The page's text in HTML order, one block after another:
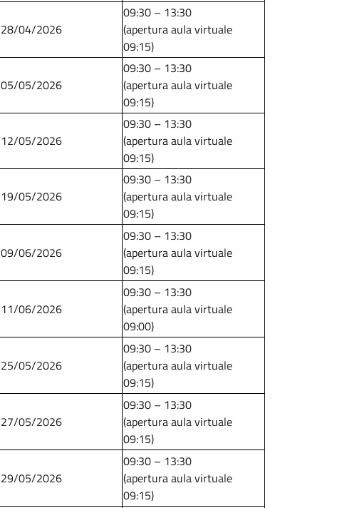
28/04/2026
09:30 – 13:30
​​​​​​​(apertura aula virtuale
09:15)
05/05/2026
09:30 – 13:30
​​​​​​​(apertura aula virtuale
09:15)
12/05/2026
09:30 – 13:30
​​​​​​​(apertura aula virtuale
09:15)
19/05/2026
09:30 – 13:30
​​​​​​​(apertura aula virtuale
09:15)
09/06/2026
09:30 – 13:30
​​​​​​​(apertura aula virtuale
09:15)
11/06/2026
09:30 – 13:30
​​​​​​​(apertura aula virtuale
09:00)
25/05/2026
09:30 – 13:30
(apertura aula virtuale
09:15)
27/05/2026
09:30 – 13:30
(apertura aula virtuale
09:15)
29/05/2026
09:30 – 13:30
(apertura aula virtuale
09:15)